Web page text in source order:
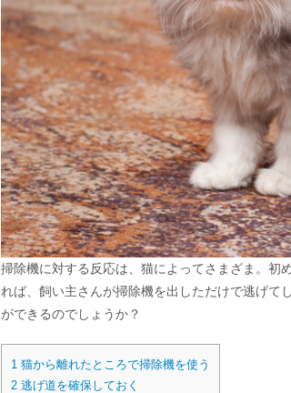
掃除機に対する反応は、猫によってさまざま。初
れば、飼い主さんが掃除機を出しただけで逃げて
ができるのでしょうか？
1 猫から離れたところで掃除機を使う
2 逃げ道を確保しておく